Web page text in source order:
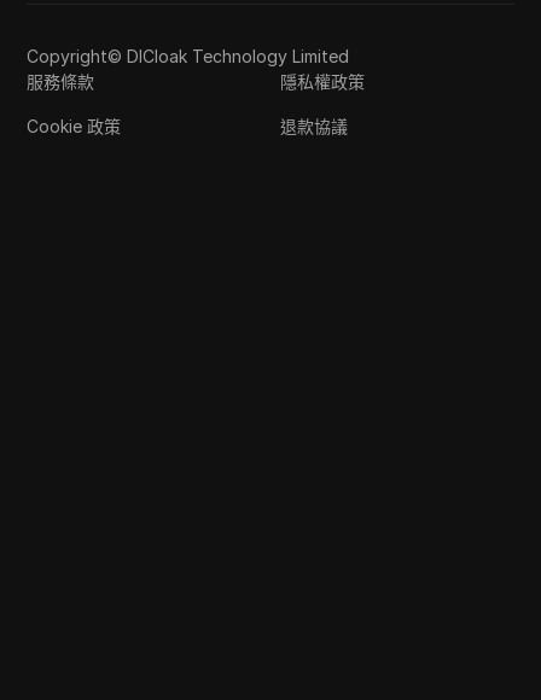
Copyright© DICloak Technology Limited
服務條款
隱私權政策
Cookie 政策 退款協議